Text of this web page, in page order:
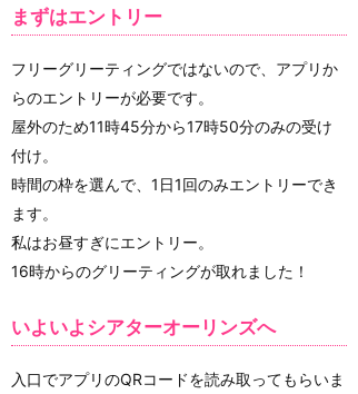
まずはエントリー
フリーグリーティングではないので、アプリか
らのエントリーが必要です。
屋外のため11時45分から17時50分のみの受け
付け。
時間の枠を選んで、1日1回のみエントリーでき
ます。
私はお昼すぎにエントリー。
16時からのグリーティングが取れました！
いよいよシアターオーリンズへ
入口でアプリのQRコードを読み取ってもらいま